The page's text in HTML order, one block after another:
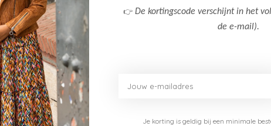
👉 De kortingscode verschijnt in het
de e-mail).
Je korting is geldig bij een minimale